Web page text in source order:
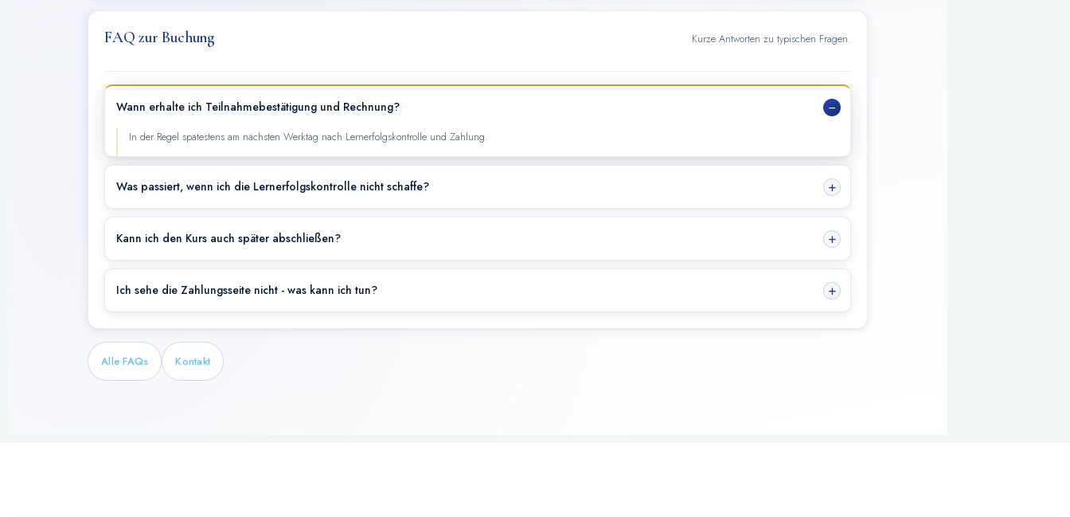
FAQ zur Buchung Kurze Antworten zu typischen Fragen.
Wann erhalte ich Teilnahmebestätigung und Rechnung?
In der Regel spätestens am nächsten Werktag nach Lernerfolgskontrolle und Zahlung.
Was passiert, wenn ich die Lernerfolgskontrolle nicht schaffe?
Kann ich den Kurs auch später abschließen?
Ich sehe die Zahlungsseite nicht - was kann ich tun?
Alle FAQs Kontakt